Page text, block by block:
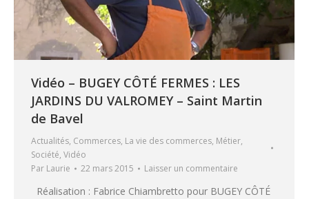
Vidéo – BUGEY CÔTÉ FERMES : LES
JARDINS DU VALROMEY – Saint Martin
de Bavel
Actualités, Commerces, La vie des commerces, Métier,
Société, Vidéo
Par Laurie 22 mars 2015 Laisser un commentaire
Réalisation : Fabrice Chiambretto pour BUGEY CÔTÉ